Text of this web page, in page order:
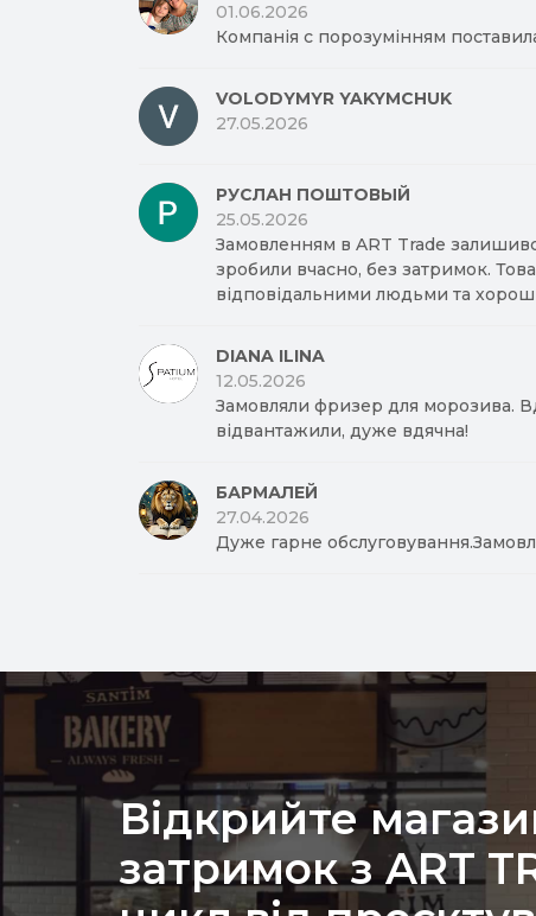
01.06.2026
Компанія с порозумінням
VOLODYMYR YAKYMCHUK
27.05.2026
РУСЛАН ПОШТОВЫЙ
25.05.2026
Замовленням в ART Trade
зробили вчасно, без затримок.
відповідальними людьми та
DIANA ILINA
12.05.2026
Замовляли фризер для морозива.
відвантажили, дуже вдячна!
БАРМАЛЕЙ
27.04.2026
Дуже гарне
Відкрийте
затримок з ART